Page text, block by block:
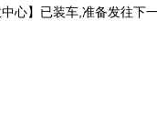
散中心】已装车,准备发往下